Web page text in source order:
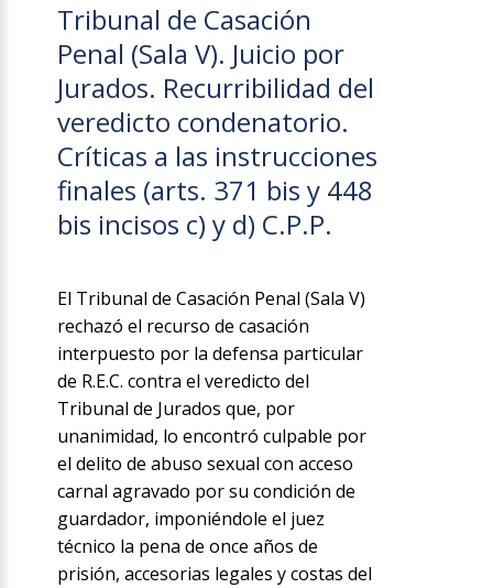
Tribunal de Casación
Penal (Sala V). Juicio por
Jurados. Recurribilidad del
veredicto condenatorio.
Críticas a las instrucciones
finales (arts. 371 bis y 448
bis incisos c) y d) C.P.P.
El Tribunal de Casación Penal (Sala V)
rechazó el recurso de casación
interpuesto por la defensa particular
de R.E.C. contra el veredicto del
Tribunal de Jurados que, por
unanimidad, lo encontró culpable por
el delito de abuso sexual con acceso
carnal agravado por su condición de
guardador, imponiéndole el juez
técnico la pena de once años de
prisión, accesorias legales y costas del